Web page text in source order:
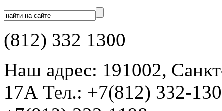
(812) 332 1300
Наш адрес: 191002,
17А Тел.: +7(812) 332-